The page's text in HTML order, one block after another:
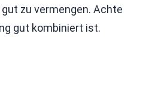
zu vermengen. Achte
gut kombiniert ist.